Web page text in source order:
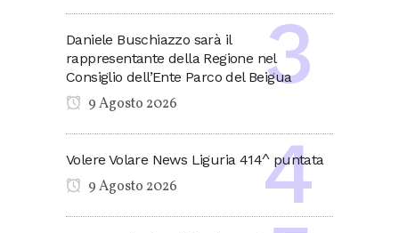
Daniele Buschiazzo sarà il
rappresentante della Regione nel
Consiglio dell’Ente Parco del Beigua
9 Agosto 2026
Volere Volare News Liguria 414^ puntata
9 Agosto 2026